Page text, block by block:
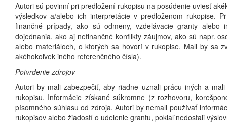
Autori sú povinní pri predložení rukopisu na posúdenie uviesť
výsledkov a/alebo ich interpretácie v predloženom rukopise.
finančné prípady, ako sú odmeny, vzdelávacie granty
dojednania, ako aj nefinančné konflikty záujmov, ako sú napr.
alebo materiáloch, o ktorých sa hovorí v rukopise. Mali by sa
akéhokoľvek iného referenčného čísla).
Potvrdenie zdrojov
Autori by mali zabezpečiť, aby riadne uznali prácu iných a
rukopisu. Informácie získané súkromne (z rozhovoru,
písomného súhlasu od zdroja. Autori by nemali používať
rukopisov alebo žiadostí o udelenie grantu, pokiaľ nedostali